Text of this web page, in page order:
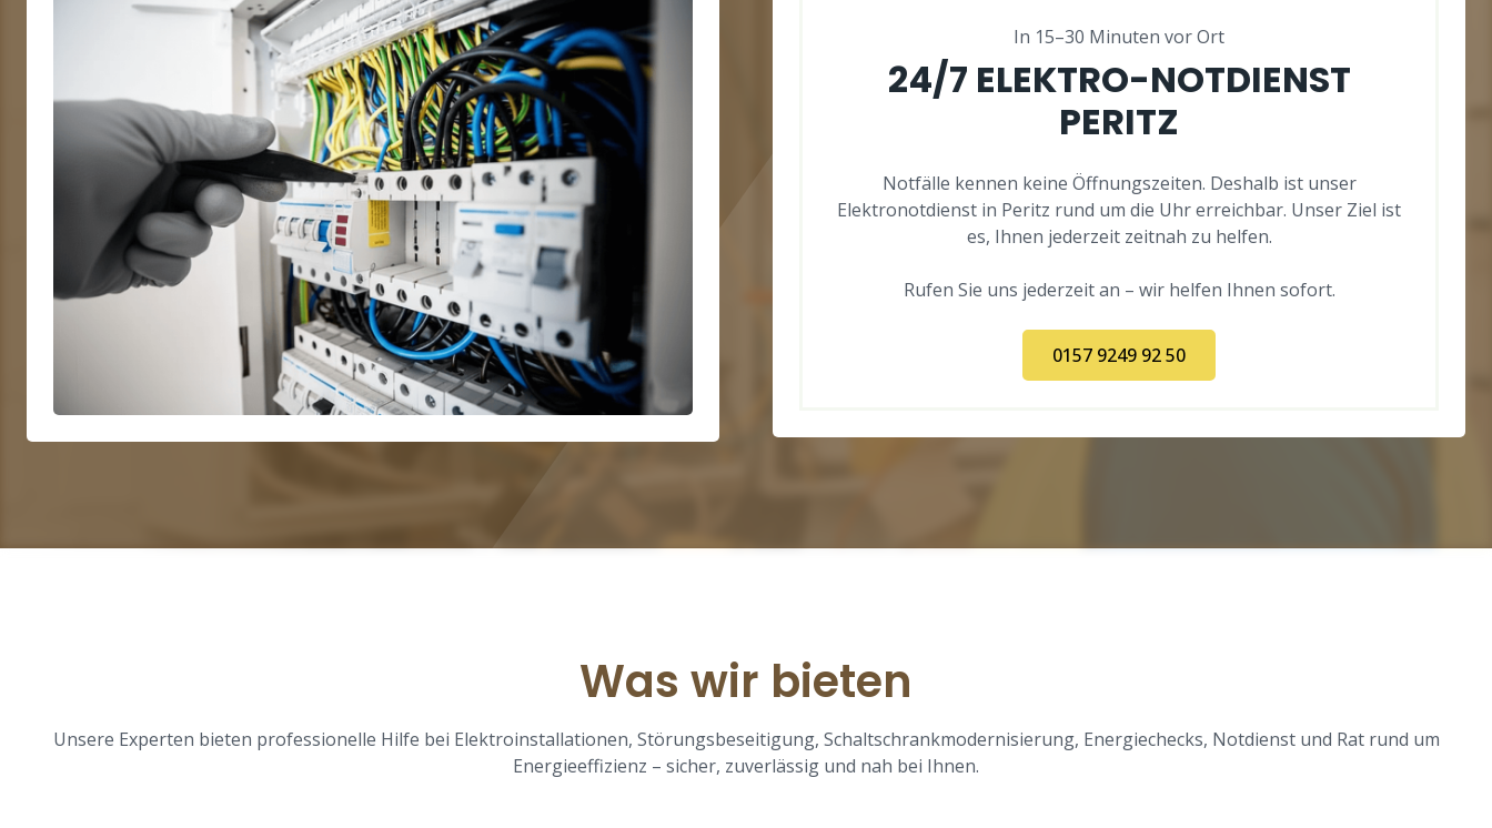
In 15–30 Minuten vor Ort
24/7 ELEKTRO-NOTDIENST
PERITZ
Notfälle kennen keine Öffnungszeiten. Deshalb ist unser
Elektronotdienst in Peritz rund um die Uhr erreichbar. Unser Ziel ist
es, Ihnen jederzeit zeitnah zu helfen.
Rufen Sie uns jederzeit an – wir helfen Ihnen sofort.
0157 9249 92 50
Was wir bieten
Unsere Experten bieten professionelle Hilfe bei Elektroinstallationen, Störungsbeseitigung, Schaltschrankmodernisierung, Energiechecks, Notdienst und Rat rund um
Energieeffizienz – sicher, zuverlässig und nah bei Ihnen.